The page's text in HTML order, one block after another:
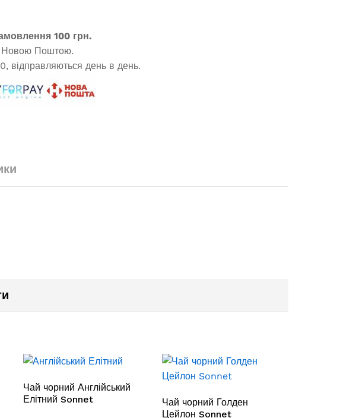
100 грн.
Новою Поштою.
відправляються день в день.
Чай чорний Англійський
Елітний Sonnet
Чай чорний Голден
Цейлон Sonnet